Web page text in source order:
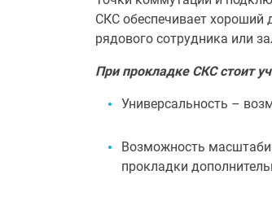
СКС обеспечивает хороший
рядового сотрудника или
При прокладке СКС стоит
Универсальность –
Возможность
прокладки